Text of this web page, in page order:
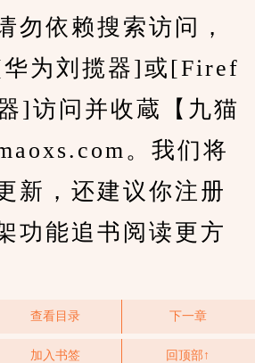
勿依赖搜索访问，
为刘揽器]或[Firef
]访问并收蔵【九猫
。我们将
新，还建议你注册
功能追书阅读更方
查看目录 下一章
加入书签 回顶部↑